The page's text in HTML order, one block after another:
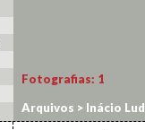
Fotografias: 1
Arquivos > Inácio